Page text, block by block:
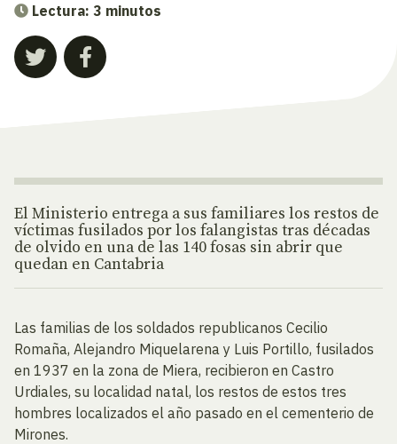
Lectura: 3 minutos
El Ministerio entrega a sus familiares los restos de
víctimas fusilados por los falangistas tras décadas
de olvido en una de las 140 fosas sin abrir que
quedan en Cantabria
Las familias de los soldados republicanos Cecilio
Romaña, Alejandro Miquelarena y Luis Portillo, fusilados
en 1937 en la zona de Miera, recibieron en Castro
Urdiales, su localidad natal, los restos de estos tres
hombres localizados el año pasado en el cementerio de
Mirones.